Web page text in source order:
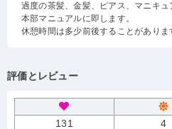
過度の茶髪、金髪、ピアス、マニキュ
本部マニュアルに即します。
休憩時間は多少前後することがありま
評価とレビュー
131 4